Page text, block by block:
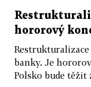
hororový
banky. Je
Polsko bude